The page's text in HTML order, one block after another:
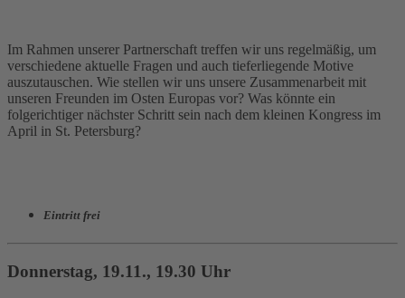
Im Rahmen unserer Partnerschaft treffen wir uns regelmäßig, um
verschiedene aktuelle Fragen und auch tieferliegende Motive
auszutauschen. Wie stellen wir uns unsere Zusammenarbeit mit
unseren Freunden im Osten Europas vor? Was könnte ein
folgerichtiger nächster Schritt sein nach dem kleinen Kongress im
April in St. Petersburg?
Eintritt frei
Donnerstag, 19.11., 19.30 Uhr